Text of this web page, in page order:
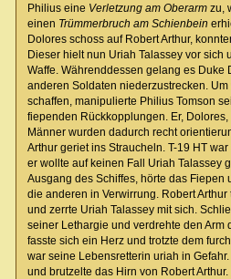
Philius eine Verletzung am Oberarmzu,
einen Trümmerbruch am Schienbein
Dolores schoss auf Robert Arthur,
Dieser hielt nun Uriah Talassey vor sich
Waffe. Währenddessen gelang es Duke
anderen Soldaten niederzustrecken.
schaffen, manipulierte Philius Tomson
fiependen Rückkopplungen. Er,
Männer wurden dadurch recht
Arthur geriet ins Straucheln. T-19 HT
er wollte auf keinen Fall Uriah Talassey
Ausgang des Schiffes, hörte das Fiepen
die anderen in Verwirrung. Robert Arthur
und zerrte Uriah Talassey mit sich.
seiner Lethargie und verdrehte den Arm
fasste sich ein Herz und trotzte dem
war seine Lebensretterin uriah in
und brutzelte das Hirn von Robert